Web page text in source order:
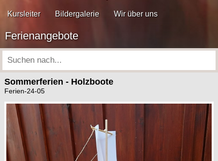
Kursleiter Bildergalerie Wir über uns
Ferienangebote
Sommerferien - Holzboote
Ferien-24-05